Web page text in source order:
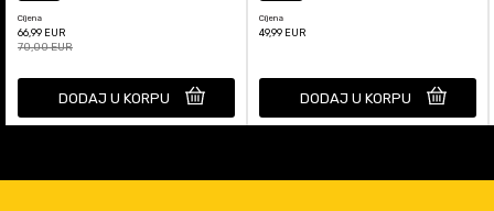
Cijena
66,99 EUR
70,00EUR
DODAJ U KORPU
Cijena
49,99 EUR
DODAJ U KORPU